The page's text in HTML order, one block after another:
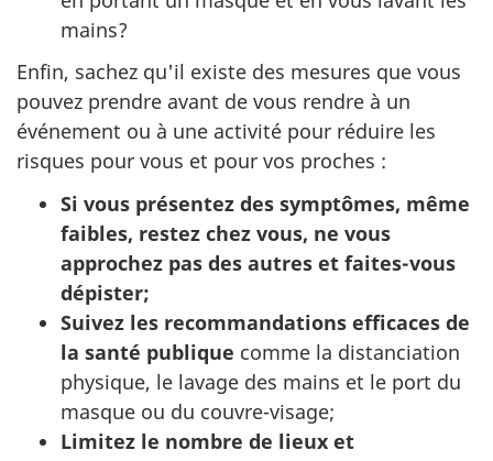
mains?
Enfin, sachez qu'il existe des mesures que vous
pouvez prendre avant de vous rendre à un
événement ou à une activité pour réduire les
risques pour vous et pour vos proches :
Si vous présentez des symptômes, même
faibles, restez chez vous, ne vous
approchez pas des autres et faites-vous
dépister;
Suivez les recommandations efficaces de
la santé publique comme la distanciation
physique, le lavage des mains et le port du
masque ou du couvre-visage;
Limitez le nombre de lieux et